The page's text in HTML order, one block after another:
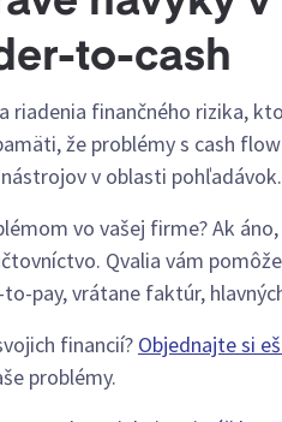
to-cash
riadenia finančného rizika,
že problémy s cash
v oblasti pohľadávok.
vo vašej firme? Ak
Qvalia vám
pay, vrátane faktúr,
financií? Objednajte si
problémy.